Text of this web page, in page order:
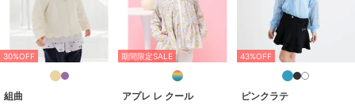
30%OFF
組曲
期間限定SALE
アプレ レ クール
43%OFF
ピンクラテ